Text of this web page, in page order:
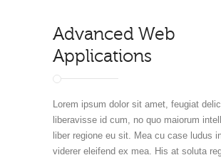
Advanced Web
Applications
Lorem ipsum dolor sit amet, feugiat
liberavisse id cum, no quo maiorum
liber regione eu sit. Mea cu case ludus
viderer eleifend ex mea. His at soluta